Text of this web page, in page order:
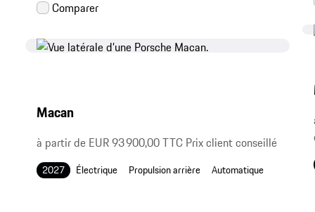
Macan
à partir de EUR 93 900,00 TTC Prix client conseillé
2027 Électrique Propulsion arrière Automatique